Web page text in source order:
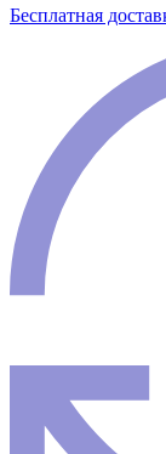
Бесплатная